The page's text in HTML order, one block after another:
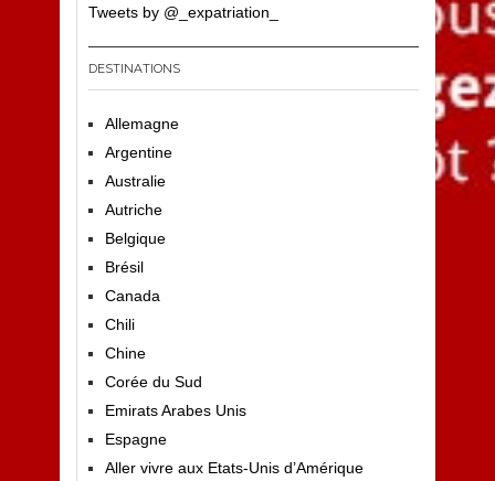
Tweets by @_expatriation_
DESTINATIONS
Allemagne
Argentine
Australie
Autriche
Belgique
Brésil
Canada
Chili
Chine
Corée du Sud
Emirats Arabes Unis
Espagne
Aller vivre aux Etats-Unis d’Amérique